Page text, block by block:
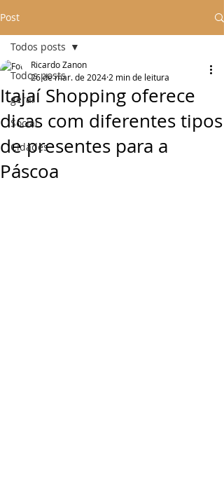
Post
Todos posts
geral
Social
Cidades
Todos posts
Itajaí Shopping oferece
dicas com diferentes tipos
de presentes para a
Páscoa
Ricardo Zanon
26 de mar. de 2024 2 min de leitura